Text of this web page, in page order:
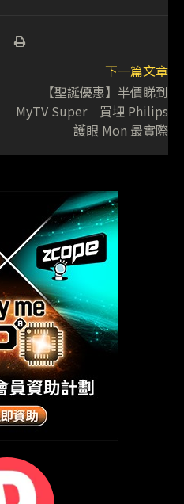
下一篇文章
【聖誕優惠】半價睇到
MyTV Super 買埋 Philips
護眼 Mon 最實際